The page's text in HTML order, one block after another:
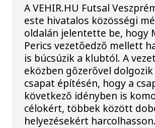
A VEHIR.HU Futsal
este hivatalos közösségi
oldalán jelentette be, hogy
Perics vezetőedző mellett
is búcsúzik a klubtól. A
eközben gőzerővel dolgozik
csapat építésén, hogy a
következő idényben is
célokért, többek között
helyezésekért harcolhasson.